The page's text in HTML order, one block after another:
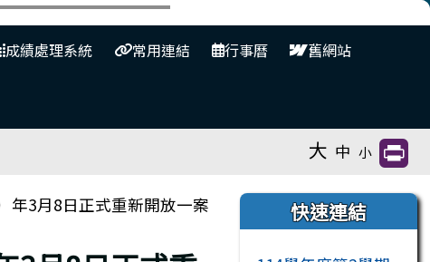
成績處理系統 常用連結 行事曆 舊網站
大 中 小
年3月8日正式重新開放一案 右邊區域內容
快速連結